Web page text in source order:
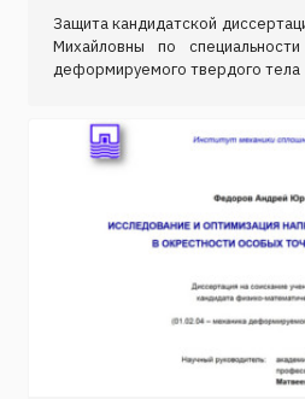
Защита кандидатской
Михайловны по
деформируемого твердого тела